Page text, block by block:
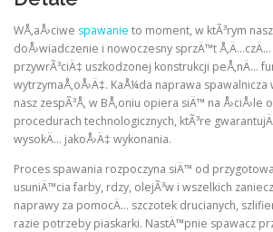
WÅ‚aÅ›ciwe spawanie to moment, w ktÃ³rym
doÅ›wiadczenie i nowoczesny sprzÄ™t
przywrÃ³ciÄ‡ uszkodzonej konstrukcji peÅ‚nÄ…
wytrzymaÅ‚oÅ›Ä‡. KaÅ¼da naprawa
nasz zespÃ³Å‚ w BÅ‚oniu opiera siÄ™ na Å›ciÅ›le
procedurach technologicznych, ktÃ³re
wysokÄ… jakoÅ›Ä‡ wykonania.
Proces spawania rozpoczyna siÄ™ od
usuniÄ™cia farby, rdzy, olejÃ³w i wszelkich
naprawy za pomocÄ… szczotek drucianych,
razie potrzeby piaskarki. NastÄ™pnie spawacz